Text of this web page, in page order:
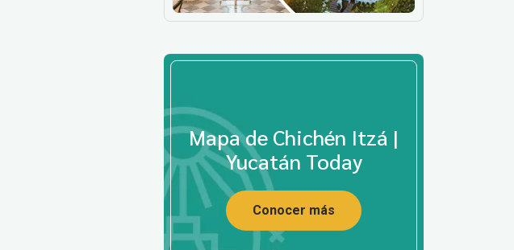
Mapa de Chichén Itzá |
Yucatán Today
Conocer más